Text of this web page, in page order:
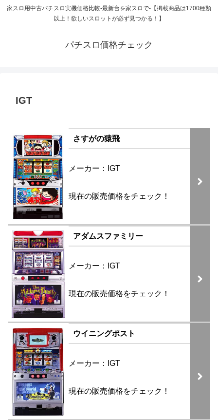
家スロ用中古パチスロ実機価格比較-最新台を家スロで-【掲載商品は1700種類
以上！欲しいスロットが必ず見つかる！】
パチスロ価格チェック
IGT
さすがの猿飛
メーカー：IGT
現在の販売価格をチェック！
アダムスファミリー
メーカー：IGT
現在の販売価格をチェック！
ウイニングポスト
メーカー：IGT
現在の販売価格をチェック！